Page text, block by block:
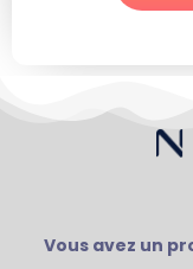
Vous avez un